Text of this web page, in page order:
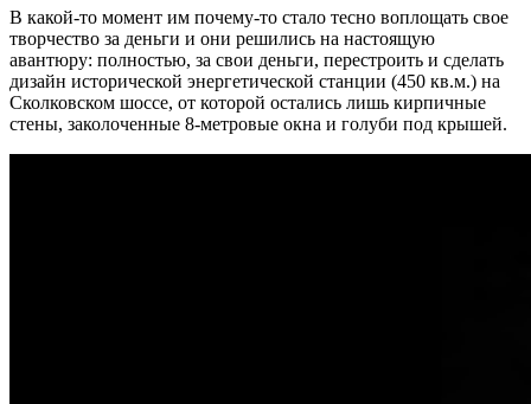
В какой-то момент им почему-то стало тесно воплощать свое
творчество за деньги и они решились на настоящую
авантюру: полностью, за свои деньги, перестроить и сделать
дизайн исторической энергетической станции (450 кв.м.) на
Сколковском шоссе, от которой остались лишь кирпичные
стены, заколоченные 8-метровые окна и голуби под крышей.